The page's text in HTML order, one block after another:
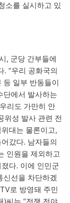
소를 실시하고 있
, 군당 간부들에
. “우리 공화국의
등 일부 반동들이
단에서 발사하는
리도 가만히 안
위성 발사 관련 전
대는 물론이고,
갔다. 남자들의
인원을 제외하고
다. 이에 인민군
신선을 차단하겠
로 방영돼 주민